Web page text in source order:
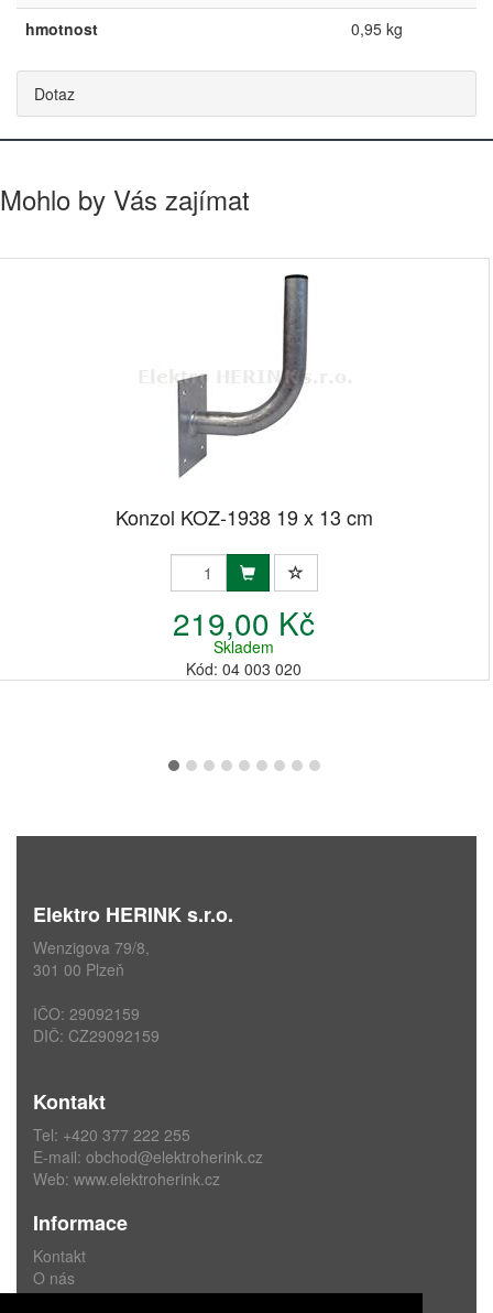
hmotnost
0,95 kg
Dotaz
Mohlo by Vás zajímat
Konzol KOZ-1938 19 x 13 cm
219,00 Kč
Skladem
Kód: 04 003 020
Elektro HERINK s.r.o.
Wenzigova 79/8,
301 00 Plzeň
IČO: 29092159
DIČ: CZ29092159
Kontakt
Tel: +420 377 222 255
E-mail: obchod@elektroherink.cz
Web: www.elektroherink.cz
Informace
Kontakt
O nás
Obchodní podmínky